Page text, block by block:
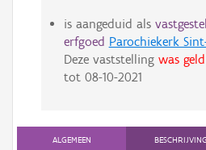
is aangeduid als
erfgoed Parochiekerk
Deze vaststelling was
tot 08-10-2021
ALGEMEEN BESCHRIJVING